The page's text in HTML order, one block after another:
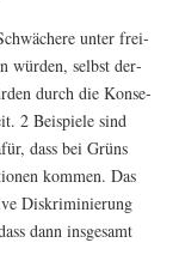
unter frei­
wür­den, selbst der­
durch die Kon­se­
2 Bei­spie­le sind
dass bei Grüns
kom­men. Das
Dis­kri­mi­nie­rung
dann ins­ge­samt